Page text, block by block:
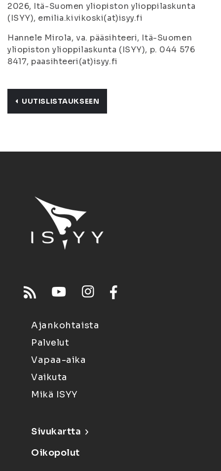
2026, Itä-Suomen yliopiston ylioppilaskunta
(ISYY), emilia.kivikoski(at)isyy.fi
Hannele Mirola, va. pääsihteeri, Itä-Suomen
yliopiston ylioppilaskunta (ISYY), p. 044 576
8417, paasihteeri(at)isyy.fi
UUTISLISTAUKSEEN
Ajankohtaista
Palvelut
Vapaa-aika
Vaikuta
Mikä ISYY
Sivukartta
Oikopolut